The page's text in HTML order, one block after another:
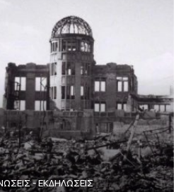
- ΕΚΔΗΛΩΣΕΙΣ